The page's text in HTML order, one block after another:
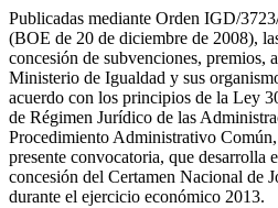
Publicadas mediante Orden IGD/
(BOE de 20 de diciembre de 2008),
concesión de subvenciones, premios,
Ministerio de Igualdad y sus
acuerdo con los principios de la Ley
de Régimen Jurídico de las
Procedimiento Administrativo
presente convocatoria, que desarrolla
concesión del Certamen Nacional de
durante el ejercicio económico 2013.